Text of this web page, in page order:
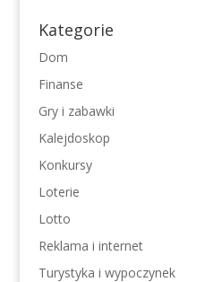
Kategorie
Dom
Finanse
Gry i zabawki
Kalejdoskop
Konkursy
Loterie
Lotto
Reklama i internet
Turystyka i wypoczynek